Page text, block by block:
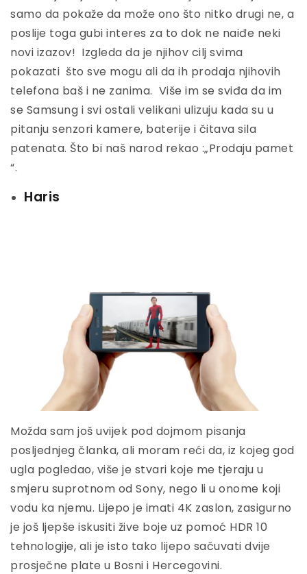
samo da pokaže da može ono što nitko drugi ne, a
poslije toga gubi interes za to dok ne naiđe neki
novi izazov! Izgleda da je njihov cilj svima
pokazati što sve mogu ali da ih prodaja njihovih
telefona baš i ne zanima. Više im se sviđa da im
se Samsung i svi ostali velikani ulizuju kada su u
pitanju senzori kamere, baterije i čitava sila
patenata. Što bi naš narod rekao :„Prodaju pamet
“.
Haris
Možda sam još uvijek pod dojmom pisanja
posljednjeg članka, ali moram reći da, iz kojeg god
ugla pogledao, više je stvari koje me tjeraju u
smjeru suprotnom od Sony, nego li u onome koji
vodu ka njemu. Lijepo je imati 4K zaslon, zasigurno
je još ljepše iskusiti žive boje uz pomoć HDR 10
tehnologije, ali je isto tako lijepo sačuvati dvije
prosječne plate u Bosni i Hercegovini.